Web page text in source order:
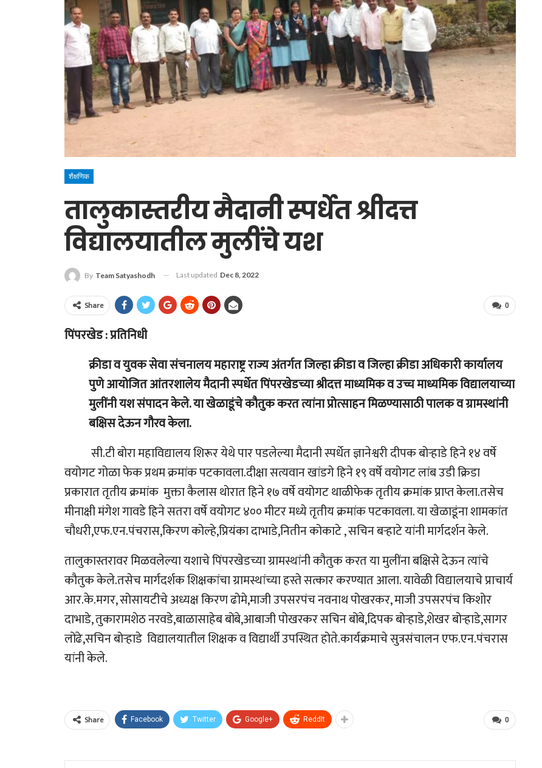
शैक्षणिक
तालुकास्तरीय मैदानी स्पर्धेत श्रीदत्त
विद्यालयातील मुलींचे यश
By Team Satyashodh Last updated Dec 8, 2022
0
Share
पिंपरखेड : प्रतिनिधी
क्रीडा व युवक सेवा संचनालय महाराष्ट्र राज्य अंतर्गत जिल्हा क्रीडा व जिल्हा क्रीडा अधिकारी कार्यालय
पुणे आयोजित आंतरशालेय मैदानी स्पर्धेत पिंपरखेडच्या श्रीदत्त माध्यमिक व उच्च माध्यमिक विद्यालयाच्या
मुलींनी यश संपादन केले. या खेळाडूंचे कौतुक करत त्यांना प्रोत्साहन मिळण्यासाठी पालक व ग्रामस्थांनी
बक्षिस देऊन गौरव केला.
सी.टी बोरा महाविद्यालय शिरूर येथे पार पडलेल्या मैदानी स्पर्धेत ज्ञानेश्वरी दीपक बोऱ्हाडे हिने १४ वर्षे
वयोगट गोळा फेक प्रथम क्रमांक पटकावला.दीक्षा सत्यवान खांडगे हिने १९ वर्षे वयोगट लांब उडी क्रिडा
प्रकारात तृतीय क्रमांक मुक्ता कैलास थोरात हिने १७ वर्षे वयोगट थाळीफेक तृतीय क्रमांक प्राप्त केला.तसेच
मीनाक्षी मंगेश गावडे हिने सतरा वर्षे वयोगट ४०० मीटर मध्ये तृतीय क्रमांक पटकावला. या खेळाडूंना शामकांत
चौधरी,एफ.एन.पंचरास,किरण कोल्हे,प्रियंका दाभाडे,नितीन कोकाटे , सचिन बऱ्हाटे यांनी मार्गदर्शन केले.
तालुकास्तरावर मिळवलेल्या यशाचे पिंपरखेडच्या ग्रामस्थांनी कौतुक करत या मुलींना बक्षिसे देऊन त्यांचे
कौतुक केले.तसेच मार्गदर्शक शिक्षकांचा ग्रामस्थांच्या हस्ते सत्कार करण्यात आला. यावेळी विद्यालयाचे प्राचार्य
आर.के.मगर, सोसायटीचे अध्यक्ष किरण ढोमे,माजी उपसरपंच नवनाथ पोखरकर, माजी उपसरपंच किशोर
दाभाडे, तुकारामशेठ नरवडे,बाळासाहेब बोंबे,आबाजी पोखरकर सचिन बोंबे,दिपक बोऱ्हाडे,शेखर बोऱ्हाडे,सागर
लोंढे,सचिन बोऱ्हाडे विद्यालयातील शिक्षक व विद्यार्थी उपस्थित होते.कार्यक्रमाचे सुत्रसंचालन एफ.एन.पंचरास
यांनी केले.
0
Share Facebook Twitter Google+ ReddIt